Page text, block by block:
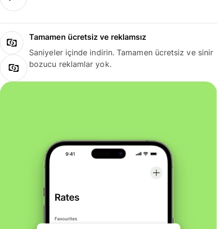
Tamamen ücretsiz ve reklamsız
Saniyeler içinde indirin. Tamamen ücretsiz ve sinir
bozucu reklamlar yok.